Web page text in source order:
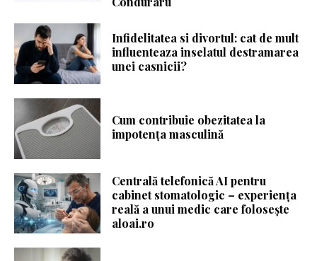
Infidelitatea si divortul: cat de mult
influenteaza inselatul destramarea
unei casnicii?
Cum contribuie obezitatea la
impotența masculină
Centrală telefonică AI pentru
cabinet stomatologic – experiența
reală a unui medic care folosește
aloai.ro